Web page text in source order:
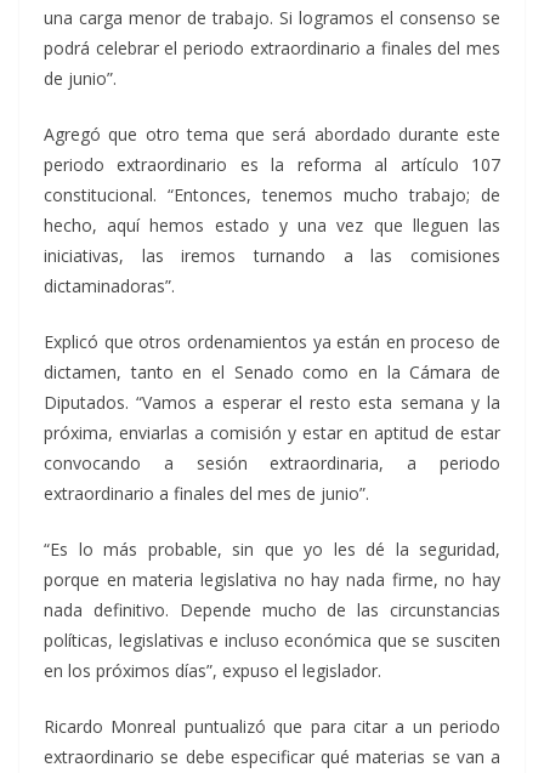
una carga menor de trabajo. Si logramos el consenso se
podrá celebrar el periodo extraordinario a finales del mes
de junio”.
Agregó que otro tema que será abordado durante este
periodo extraordinario es la reforma al artículo 107
constitucional. “Entonces, tenemos mucho trabajo; de
hecho, aquí hemos estado y una vez que lleguen las
iniciativas, las iremos turnando a las comisiones
dictaminadoras”.
Explicó que otros ordenamientos ya están en proceso de
dictamen, tanto en el Senado como en la Cámara de
Diputados. “Vamos a esperar el resto esta semana y la
próxima, enviarlas a comisión y estar en aptitud de estar
convocando a sesión extraordinaria, a periodo
extraordinario a finales del mes de junio”.
“Es lo más probable, sin que yo les dé la seguridad,
porque en materia legislativa no hay nada firme, no hay
nada definitivo. Depende mucho de las circunstancias
políticas, legislativas e incluso económica que se susciten
en los próximos días”, expuso el legislador.
Ricardo Monreal puntualizó que para citar a un periodo
extraordinario se debe especificar qué materias se van a